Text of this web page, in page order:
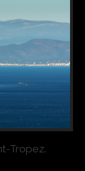
Tropez.